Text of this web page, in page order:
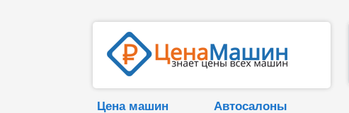
Цена машин Автосалоны